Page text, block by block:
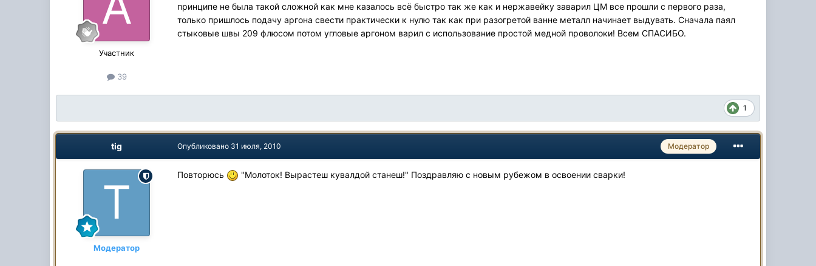
Участник
39
принципе не была такой сложной как мне казалось всё быстро так же как и нержавейку заварил ЦМ все прошли с первого раза,
только пришлось подачу аргона свести практически к нулю так как при разогретой ванне металл начинает выдувать. Сначала паял
стыковые швы 209 флюсом потом угловые аргоном варил с использование простой медной проволоки! Всем СПАСИБО.
1
tig
Модератор
Модератор
Опубликовано 31 июля, 2010
Повторюсь "Молоток! Вырастеш кувалдой станеш!" Поздравляю с новым рубежом в освоении сварки!